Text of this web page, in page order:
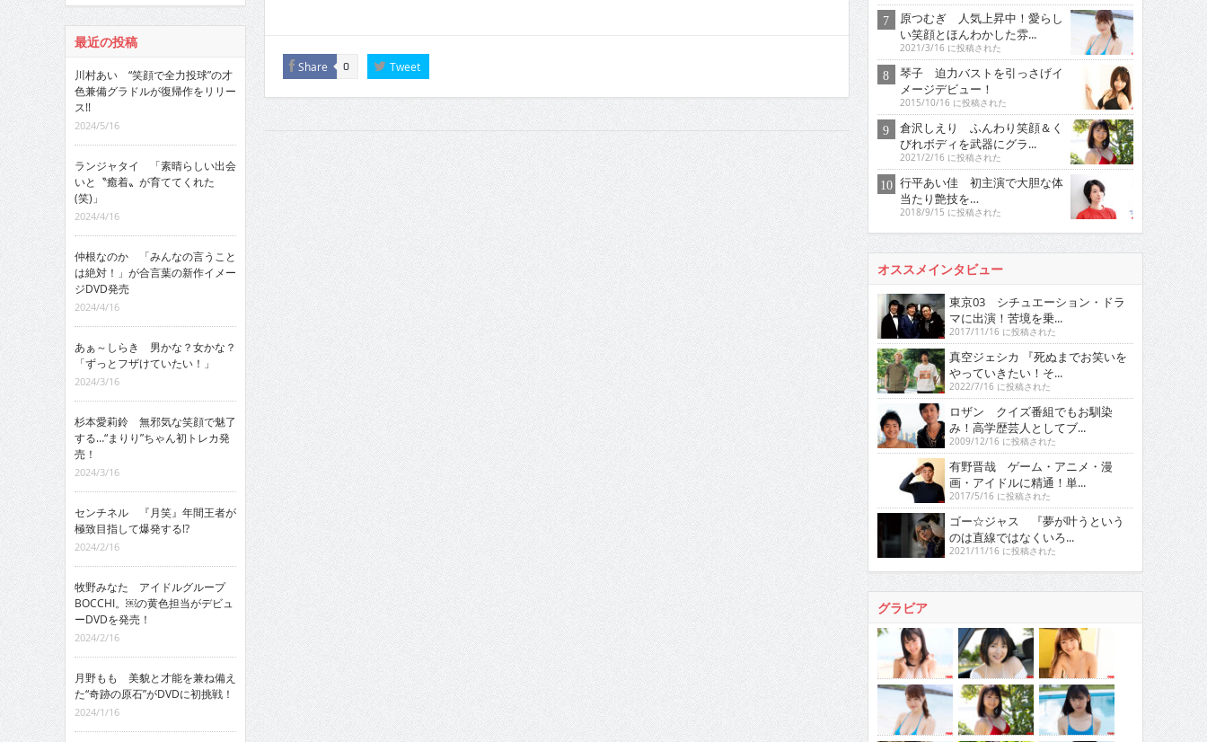
Share 0 Tweet
最近の投稿
川村あい “笑顔で全力投球”の才
色兼備グラドルが復帰作をリリー
ス!!
2024/5/16
ランジャタイ 「素晴らしい出会
いと〝癒着〟が育ててくれた
(笑)」
2024/4/16
仲根なのか 「みんなの言うこと
は絶対！」が合言葉の新作イメー
ジDVD発売
2024/4/16
あぁ～しらき 男かな？女かな？
「ずっとフザけていたい！」
2024/3/16
杉本愛莉鈴 無邪気な笑顔で魅了
する…“まりり”ちゃん初トレカ発
売！
2024/3/16
センチネル 『月笑』年間王者が
極致目指して爆発する!?
2024/2/16
牧野みなた アイドルグループ
BOCCHI。￼の黄色担当がデビュ
ーDVDを発売！
2024/2/16
月野もも 美貌と才能を兼ね備え
た“奇跡の原石”がDVDに初挑戦！
2024/1/16
原つむぎ 人気上昇中！愛らし
い笑顔とほんわかした雰...
2021/3/16 に投稿された
琴子 迫力バストを引っさげイ
メージデビュー！
2015/10/16 に投稿された
倉沢しえり ふんわり笑顔＆く
びれボディを武器にグラ...
2021/2/16 に投稿された
行平あい佳 初主演で大胆な体
当たり艶技を…
2018/9/15 に投稿された
オススメインタビュー
東京03 シチュエーション・ドラ
マに出演！苦境を乗...
2017/11/16 に投稿された
真空ジェシカ 『死ぬまでお笑いを
やっていきたい！そ...
2022/7/16 に投稿された
ロザン クイズ番組でもお馴染
み！高学歴芸人としてブ...
2009/12/16 に投稿された
有野晋哉 ゲーム・アニメ・漫
画・アイドルに精通！単...
2017/5/16 に投稿された
ゴー☆ジャス 『夢が叶うという
のは直線ではなくいろ...
2021/11/16 に投稿された
グラビア